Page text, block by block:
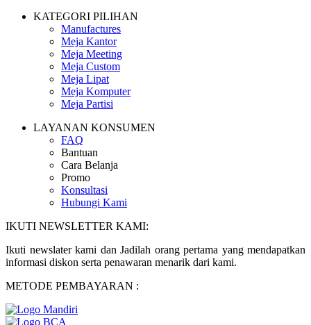
KATEGORI PILIHAN
Manufactures
Meja Kantor
Meja Meeting
Meja Custom
Meja Lipat
Meja Komputer
Meja Partisi
LAYANAN KONSUMEN
FAQ
Bantuan
Cara Belanja
Promo
Konsultasi
Hubungi Kami
IKUTI NEWSLETTER KAMI:
Ikuti newslater kami dan Jadilah orang pertama yang mendapatkan
informasi diskon serta penawaran menarik dari kami.
METODE PEMBAYARAN :